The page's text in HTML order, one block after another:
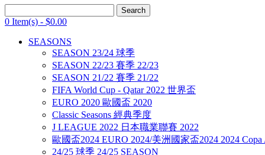
0 Item(s) - $0.00
SEASONS
SEASON 23/24 球季
SEASON 22/23 賽季 22/23
SEASON 21/22 賽季 21/22
FIFA World Cup - Qatar 2022 世界盃
EURO 2020 歐國盃 2020
Classic Seasons 經典季度
J LEAGUE 2022 日本職業聯賽 2022
歐國盃2024 EURO 2024/美洲國家盃2024 2024 Copa
24/25 球季 24/25 SEASON